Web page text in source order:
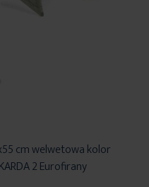
cm welwetowa kolor
2 Eurofirany